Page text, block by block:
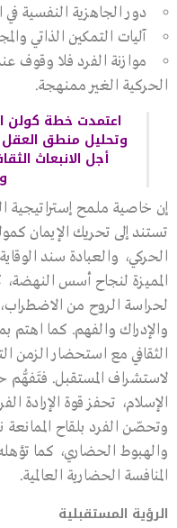
دور الجاهزية النفسية في
آليات التمكين الذاتي
موازنة الفرد فلا وقوف
الحركية الغير ممنهجة.
اعتمدت خطة كولن
وتحليل منطق العقل
أجل الانبعاث
إن خاصية ملمح إستراتيجية
تستند إلى تحريك الإيمان
الحركي، والعبادة سند
المميزة لنجاح أسس
لحراسة الروح من الاضطراب،
والإدراك والفهم. كما اهتم
الثقافي مع استحضار الزمن
لاستشراف المستقبل. فتَفهُّم
الإسلام، تحفز قوة الإرادة
وتحصّن الفرد بلقاح
والهبوط الحضاري، كما
المنافسة الحضارية العالمية.
الرؤية المستقبلية